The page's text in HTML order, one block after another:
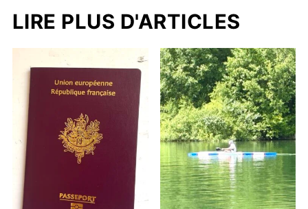
LIRE PLUS D'ARTICLES